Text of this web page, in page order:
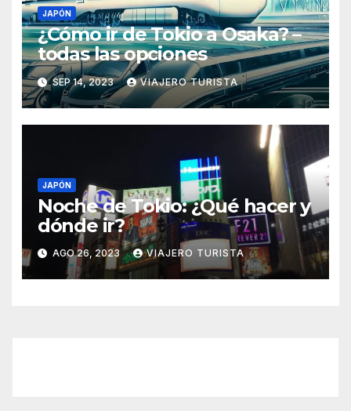
JAPÓN
¿Cómo ir de Tokio a Osaka? –
todas las opciones
SEP 14, 2023 VIAJERO TURISTA
JAPÓN
Noche de Tokio: ¿Qué hacer y
dónde ir?
AGO 26, 2023 VIAJERO TURISTA